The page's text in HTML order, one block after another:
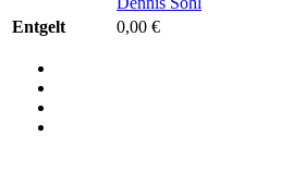
Entgelt
0,00 €